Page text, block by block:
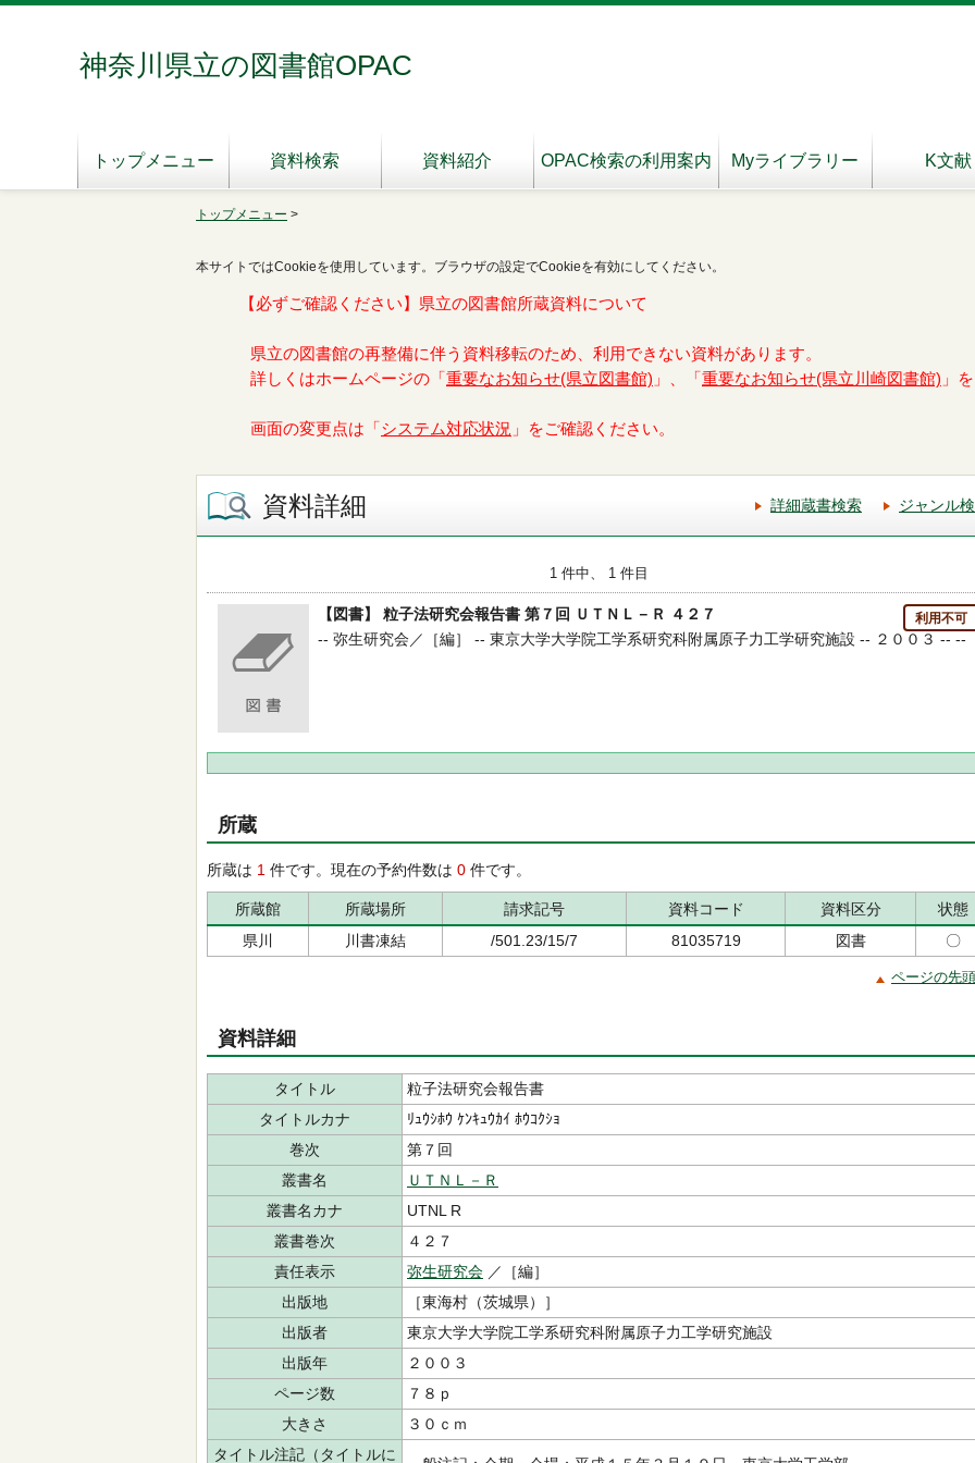
神奈川県立の図書館OPAC
トップメニュー 資料検索 資料紹介 OPAC検索の利用案内 Myライブラリー K文献
トップメニュー >
本サイトではCookieを使用しています。ブラウザの設定でCookieを有効にしてください。
【必ずご確認ください】県立の図書館所蔵資料について
県立の図書館の再整備に伴う資料移転のため、利用できない資料があります。
詳しくはホームページの「 重要なお知らせ(県立図書館) 」、「 重要なお知らせ(県立川崎図書館) 」
画面の変更点は「 システム対応状況 」をご確認ください。
資料詳細 詳細蔵書検索 ジャンル
1 件中、 1 件目
【図書】 粒子法研究会報告書 第７回 ＵＴＮＬ－Ｒ ４２７ 利用不可
-- 弥生研究会／［編］ -- 東京大学大学院工学系研究科附属原子力工学研究施設 -- ２００３ -- --
所蔵
所蔵は 1 件です。現在の予約件数は 0 件です。
所蔵館 所蔵場所 請求記号 資料コード 資料区分
状態
県川
川書凍結 /501.23/15/7 81035719 図書 〇
ページの先
資料詳細
タイトル
粒子法研究会報告書
タイトルカナ
ﾘｭｳｼﾎｳ ｹﾝｷｭｳｶｲ ﾎｳｺｸｼｮ
巻次
第７回
叢書名
ＵＴＮＬ－Ｒ
叢書名カナ
UTNL R
叢書巻次
４２７
責任表示
弥生研究会 ／［編］
出版地
［東海村（茨城県）］
出版者
東京大学大学院工学系研究科附属原子力工学研究施設
出版年
２００３
ページ数
７８ｐ
大きさ
３０ｃｍ
タイトル注記（タイトルに